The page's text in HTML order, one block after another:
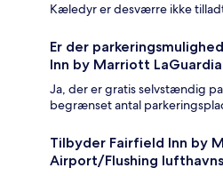
Kæledyr er desværre ikke
Er der
Inn by Marriott
Ja, der er gratis selvstændig
begrænset antal
Tilbyder Fairfield Inn by
Airport/Flushing